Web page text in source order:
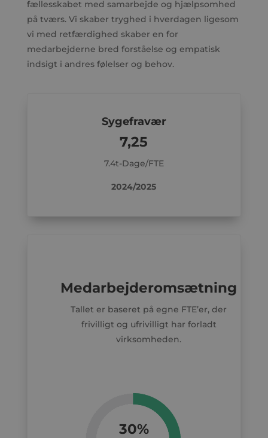
fællesskabet med samarbejde og hjælpsomhed
på tværs. Vi skaber tryghed i hverdagen ligesom
vi med retfærdighed skaber en for
medarbejderne bred forståelse og empatisk
indsigt i andres følelser og behov.
Sygefravær
7,25
7.4t-Dage/FTE
2024/2025
Medarbejderomsætning
Tallet er baseret på egne FTE’er, der
frivilligt og ufrivilligt har forladt
virksomheden.
30%